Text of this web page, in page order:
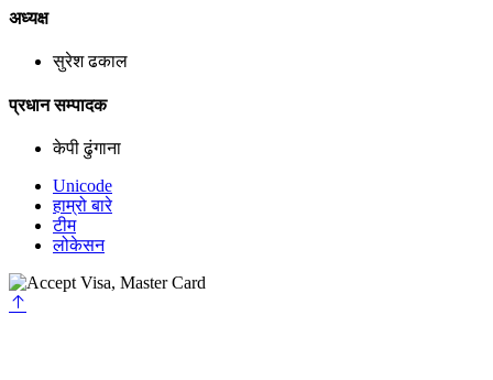
अध्यक्ष
सुरेश ढकाल
प्रधान सम्पादक
केपी ढुंगाना
Unicode
हाम्रो बारे
टीम
लोकेसन